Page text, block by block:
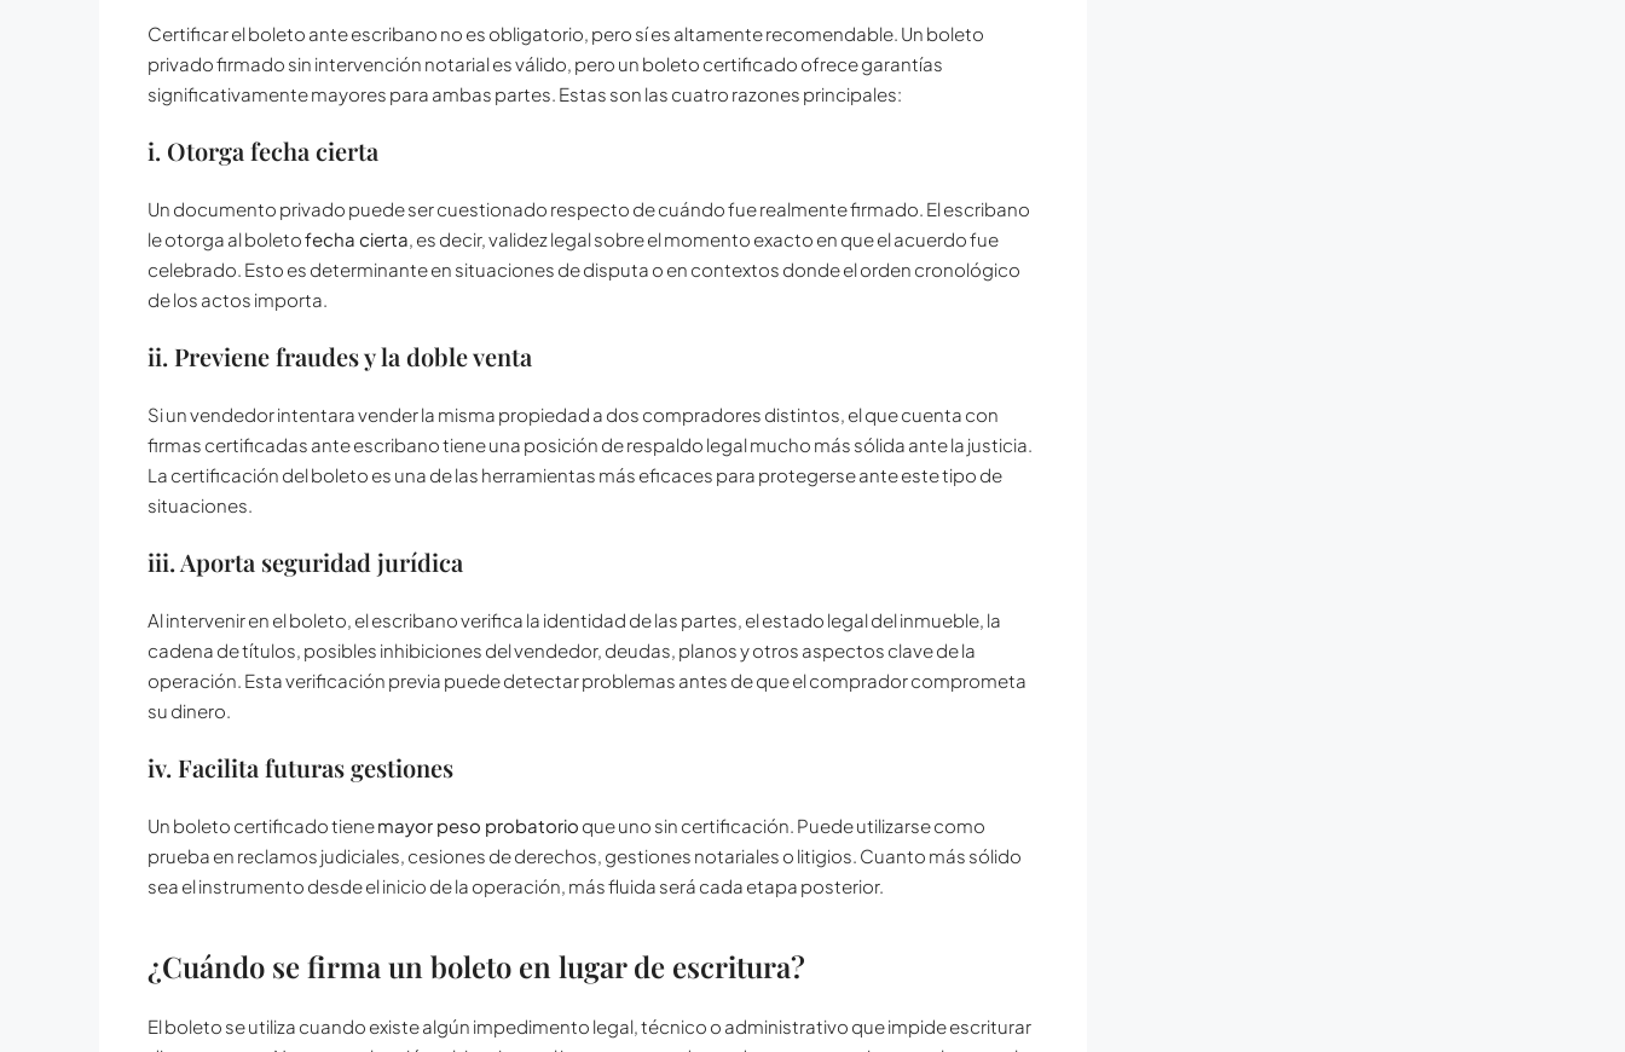
Certificar el boleto ante escribano no es obligatorio, pero sí es altamente recomendable. Un boleto
privado firmado sin intervención notarial es válido, pero un boleto certificado ofrece garantías
significativamente mayores para ambas partes. Estas son las cuatro razones principales:
i. Otorga fecha cierta
Un documento privado puede ser cuestionado respecto de cuándo fue realmente firmado. El escribano
le otorga al boletofecha cierta, es decir, validez legal sobre el momento exacto en que el acuerdo fue
celebrado. Esto es determinante en situaciones de disputa o en contextos donde el orden cronológico
de los actos importa.
ii. Previene fraudes y la doble venta
Si un vendedor intentara vender la misma propiedad a dos compradores distintos, el que cuenta con
firmas certificadas ante escribano tiene una posición de respaldo legal mucho más sólida ante la justicia.
La certificación del boleto es una de las herramientas más eficaces para protegerse ante este tipo de
situaciones.
iii. Aporta seguridad jurídica
Al intervenir en el boleto, el escribano verifica la identidad de las partes, el estado legal del inmueble, la
cadena de títulos, posibles inhibiciones del vendedor, deudas, planos y otros aspectos clave de la
operación. Esta verificación previa puede detectar problemas antes de que el comprador comprometa
su dinero.
iv. Facilita futuras gestiones
Un boleto certificado tienemayor peso probatorio que uno sin certificación. Puede utilizarse como
prueba en reclamos judiciales, cesiones de derechos, gestiones notariales o litigios. Cuanto más sólido
sea el instrumento desde el inicio de la operación, más fluida será cada etapa posterior.
¿Cuándo se firma un boleto en lugar de escritura?
El boleto se utiliza cuando existe algún impedimento legal, técnico o administrativo que impide escriturar